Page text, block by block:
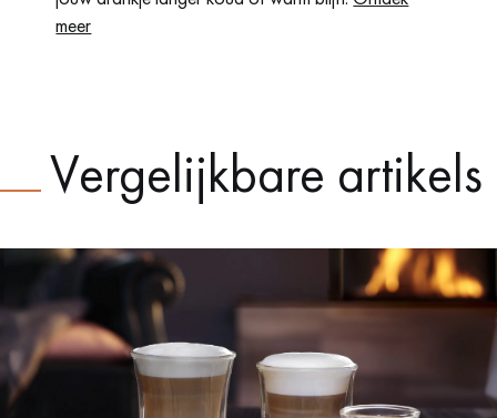
meer
Vergelijkbare artikels